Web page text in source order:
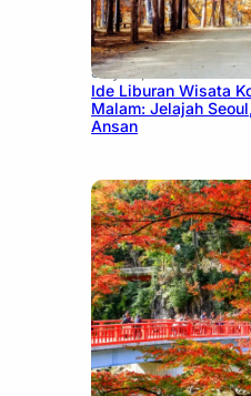
July 15, 2026
Ide Liburan Wisata
Malam: Jelajah
Ansan